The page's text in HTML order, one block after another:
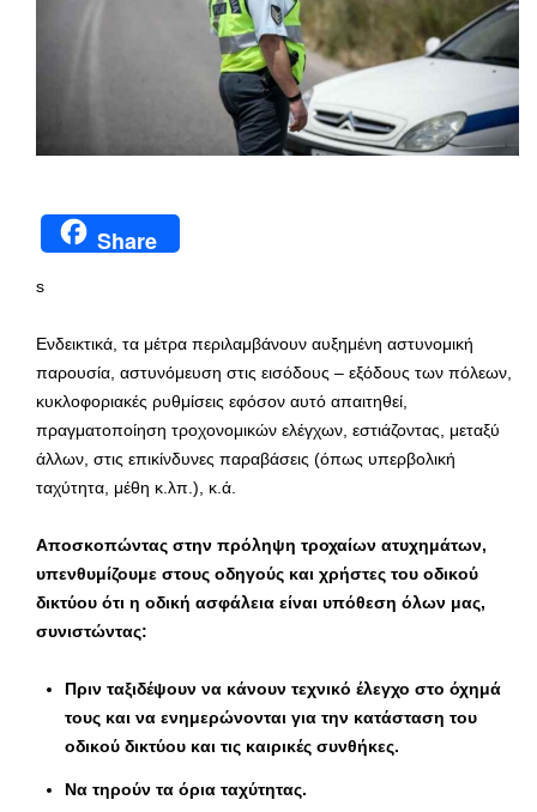
Share
s
Ενδεικτικά, τα μέτρα περιλαμβάνουν αυξημένη αστυνομική
παρουσία, αστυνόμευση στις εισόδους – εξόδους των πόλεων,
κυκλοφοριακές ρυθμίσεις εφόσον αυτό απαιτηθεί,
πραγματοποίηση τροχονομικών ελέγχων, εστιάζοντας, μεταξύ
άλλων, στις επικίνδυνες παραβάσεις (όπως υπερβολική
ταχύτητα, μέθη κ.λπ.), κ.ά.
Αποσκοπώντας στην πρόληψη τροχαίων ατυχημάτων,
υπενθυμίζουμε στους οδηγούς και χρήστες του οδικού
δικτύου ότι η οδική ασφάλεια είναι υπόθεση όλων μας,
συνιστώντας:
Πριν ταξιδέψουν να κάνουν τεχνικό έλεγχο στο όχημά
τους και να ενημερώνονται για την κατάσταση του
οδικού δικτύου και τις καιρικές συνθήκες.
Να τηρούν τα όρια ταχύτητας.